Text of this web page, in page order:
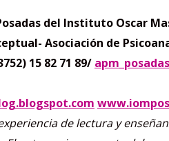
del Instituto Oscar
Asociación de
15 82 71 89/
de lectura y